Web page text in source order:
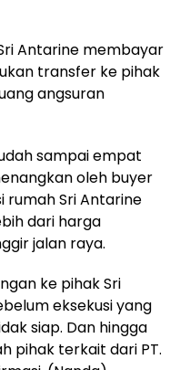
Antarine membayar
transfer ke pihak
angsuran
sampai empat
oleh buyer
rumah Sri Antarine
dari harga
jalan raya.
ke pihak Sri
eksekusi yang
siap. Dan hingga
pihak terkait dari PT.